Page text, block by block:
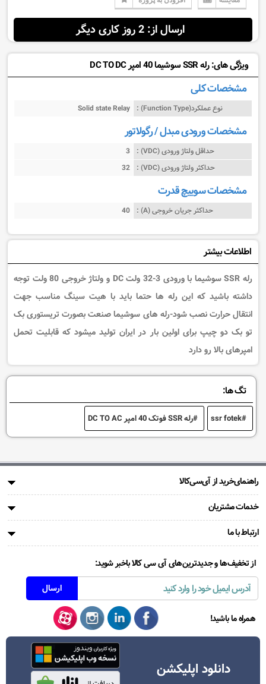
ارسال از: 2 روز کاری دیگر
ویژگی های: رله SSR سوشیما 40 امپر DC TO DC
مشخصات کلی
نوع عملکرد(Function Type) : Solid state Relay
مشخصات ورودی مبدل / رگولاتور
حداقل ولتاژ ورودی (VDC) :
3
حداکثر ولتاژ ورودی (VDC) :
32
مشخصات سوییچ قدرت
حداکثر جریان خروجی (A) : 40
اطلاعات بیشتر
رله SSR سوشیما با ورودی 3-32 ولت DC و ولتاژ خروجی 80 ولت توجه
داشته باشید که این رله ها حتما باید با هیت سینگ مناسب جهت
انتقال حرارت نصب شود-رله های سوشیما صنعت بصورت تریستوری بک
تو بک دو چیپ برای اولین بار در ایران تولید میشود که قابلیت تحمل
امپرهای بالا رو دارد
تگ ها:
ssr fotek رله SSR فوتک 40 امپر DC TO AC
راهنمای‌خرید از آی‌سی‌کالا
خدمات مشتریان
ارتباط با ما
از تخفیف‌ها و جدیدترین‌های آی سی کالا باخبر شوید:
همراه ما باشید!
دانلود اپلیکشن